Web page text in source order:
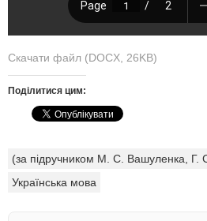
Скачати файл (DOCX, 26KB)
Поділитися цим:
(за підручником М. С. Вашуленка, Г.
Українська мова